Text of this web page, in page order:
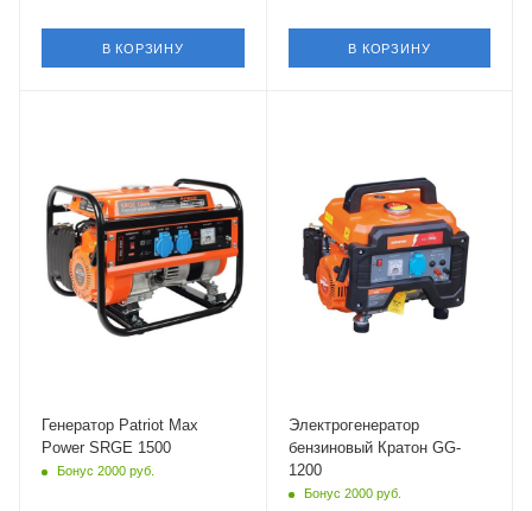
В КОРЗИНУ В КОРЗИНУ
Генератор Patriot Max
Power SRGE 1500
Бонус 2000 руб.
Электрогенератор
бензиновый Кратон GG-
1200
Бонус 2000 руб.